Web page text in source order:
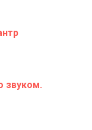
звуком.